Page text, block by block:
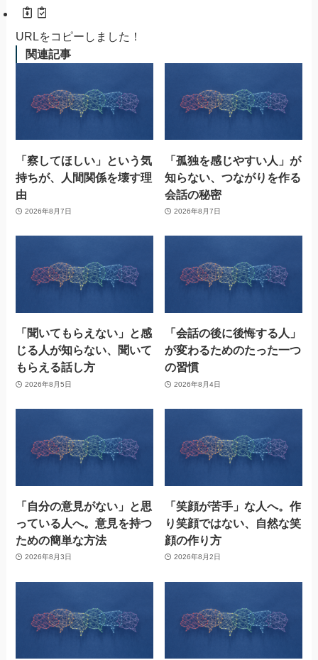
URLをコピーしました！
関連記事
「察してほしい」という気
持ちが、人間関係を壊す理
由
2026年8月7日
「孤独を感じやすい人」が
知らない、つながりを作る
会話の秘密
2026年8月7日
「聞いてもらえない」と感
じる人が知らない、聞いて
もらえる話し方
2026年8月5日
「会話の後に後悔する人」
が変わるためのたった一つ
の習慣
2026年8月4日
「自分の意見がない」と思
っている人へ。意見を持つ
ための簡単な方法
2026年8月3日
「笑顔が苦手」な人へ。作
り笑顔ではない、自然な笑
顔の作り方
2026年8月2日